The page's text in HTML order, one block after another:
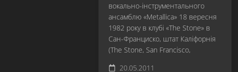
вокально-інструментального
ансамблю «Metallica» 18 вересня
1982 року в клубі «The Stone» в
Сан-Франциско, штат Каліфорнія
(The Stone, San Francisco,
20.05.2011